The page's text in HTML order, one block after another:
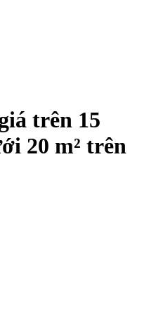
trên 15
20 m² trên